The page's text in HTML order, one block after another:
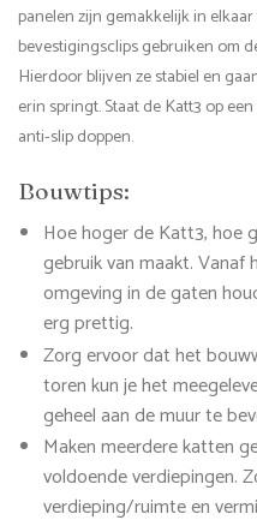
panelen zijn gemakkelijk in
bevestigingsclips gebruiken om
Hierdoor blijven ze stabiel en
erin springt. Staat de Katt3 op
anti-slip doppen.
Bouwtips:
Hoe hoger de Katt3, hoe
gebruik van maakt. Vanaf
omgeving in de gaten
erg prettig.
Zorg ervoor dat het
toren kun je het
geheel aan de muur te
Maken meerdere katten
voldoende verdiepingen.
verdieping/ruimte en